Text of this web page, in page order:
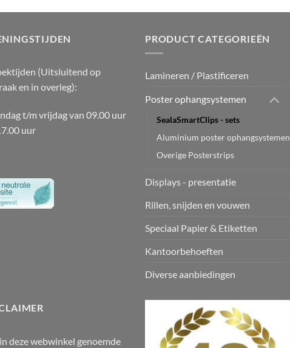
(Uitsluitend op
en in overleg):
t/m vrijdag van 09.00 uur
uur
PRODUCT CATEGORIEËN
Lamineren / Plastificeren
Poster ophangsystemen
SealaSmartClips - sets
Aluminium poster ophangsystemen
Overige Posterstrips
Displays - presentatie
Rillen, snijden en vouwen
Speciaal Papier & Etiketten
Kantoorbehoeften
Diverse aanbiedingen
deze webwinkel genoemde